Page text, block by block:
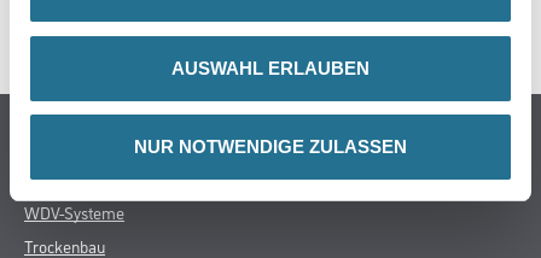
AUSWAHL ERLAUBEN
NUR NOTWENDIGE ZULASSEN
SPEZIFIKATIONEN
Online-Shop
Farbe
WDV-Systeme
Trockenbau